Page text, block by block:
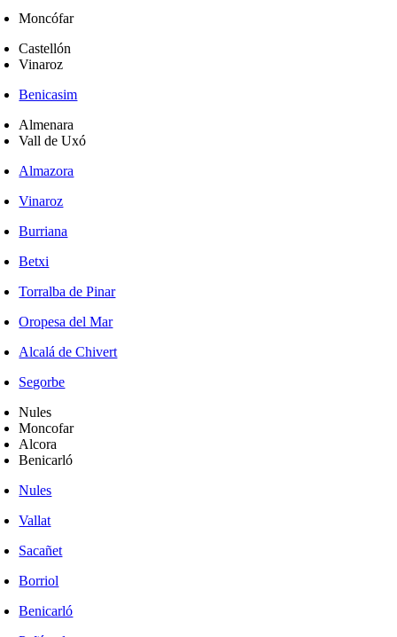
Moncófar
Castellón
Vinaroz
Benicasim
Almenara
Vall de Uxó
Almazora
Vinaroz
Burriana
Betxi
Torralba de Pinar
Oropesa del Mar
Alcalá de Chivert
Segorbe
Nules
Moncofar
Alcora
Benicarló
Nules
Vallat
Sacañet
Borriol
Benicarló